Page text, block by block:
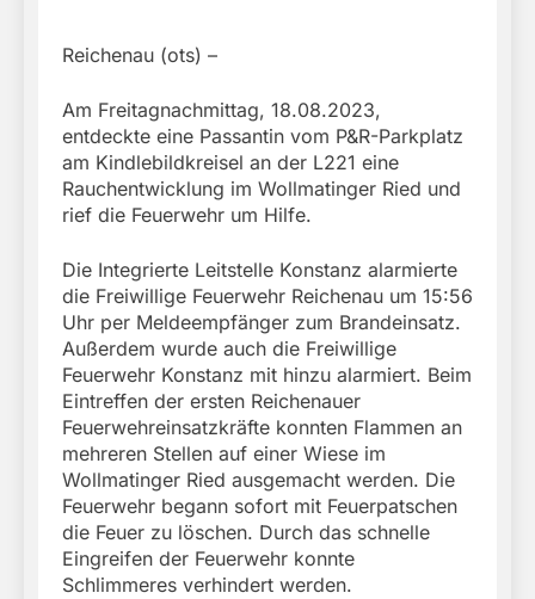
Reichenau (ots) –
Am Freitagnachmittag, 18.08.2023,
entdeckte eine Passantin vom P&R-Parkplatz
am Kindlebildkreisel an der L221 eine
Rauchentwicklung im Wollmatinger Ried und
rief die Feuerwehr um Hilfe.
Die Integrierte Leitstelle Konstanz alarmierte
die Freiwillige Feuerwehr Reichenau um 15:56
Uhr per Meldeempfänger zum Brandeinsatz.
Außerdem wurde auch die Freiwillige
Feuerwehr Konstanz mit hinzu alarmiert. Beim
Eintreffen der ersten Reichenauer
Feuerwehreinsatzkräfte konnten Flammen an
mehreren Stellen auf einer Wiese im
Wollmatinger Ried ausgemacht werden. Die
Feuerwehr begann sofort mit Feuerpatschen
die Feuer zu löschen. Durch das schnelle
Eingreifen der Feuerwehr konnte
Schlimmeres verhindert werden.